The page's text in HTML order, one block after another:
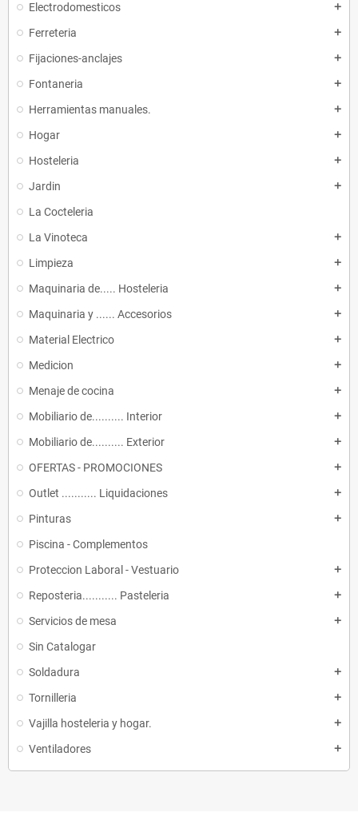
Electrodomesticos add
Ferreteria add
Fijaciones-anclajes add
Fontaneria add
Herramientas manuales. add
Hogar add
Hosteleria add
Jardin add
La Cocteleria
La Vinoteca
add
Limpieza add
Maquinaria de..... Hosteleria add
Maquinaria y ...... Accesorios add
Material Electrico add
Medicion add
Menaje de cocina add
Mobiliario de.......... Interior add
Mobiliario de.......... Exterior add
OFERTAS - PROMOCIONES add
Outlet ........... Liquidaciones add
Pinturas add
Piscina - Complementos
Proteccion Laboral - Vestuario
add
Reposteria........... Pasteleria add
Servicios de mesa add
Sin Catalogar
Soldadura
add
Tornilleria add
Vajilla hosteleria y hogar. add
Ventiladores add